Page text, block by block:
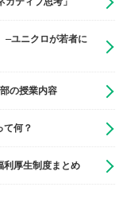
―ユニクロが若者に
の授業内容
て何？
利厚生制度まとめ